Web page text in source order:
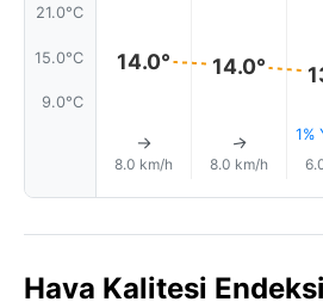
21.0°C
15.0°C
9.0°C
14.0°
↑
8.0 km/h
14.0°
↑
8.0 km/h
1%
Hava Kalitesi